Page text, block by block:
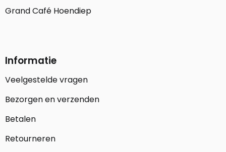
Grand Café Hoendiep
Informatie
Veelgestelde vragen
Bezorgen en verzenden
Betalen
Retourneren